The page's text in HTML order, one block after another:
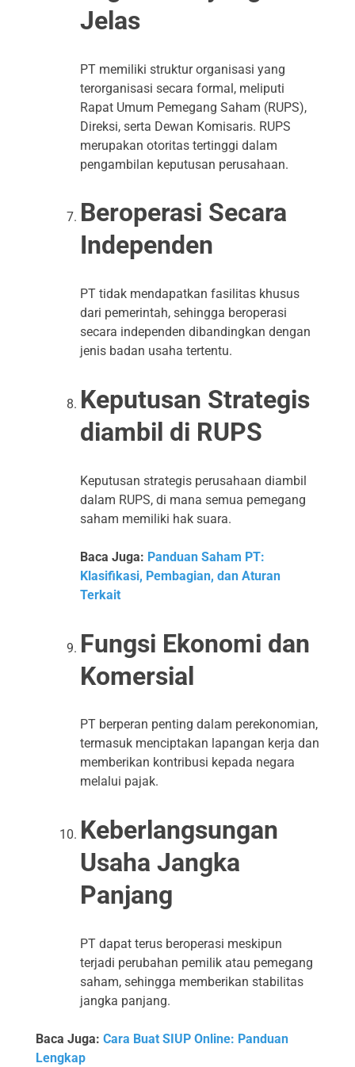
Jelas
PT memiliki struktur organisasi yang
terorganisasi secara formal, meliputi
Rapat Umum Pemegang Saham (RUPS),
Direksi, serta Dewan Komisaris. RUPS
merupakan otoritas tertinggi dalam
pengambilan keputusan perusahaan.
Beroperasi Secara
Independen
PT tidak mendapatkan fasilitas khusus
dari pemerintah, sehingga beroperasi
secara independen dibandingkan dengan
jenis badan usaha tertentu.
Keputusan Strategis
diambil di RUPS
Keputusan strategis perusahaan diambil
dalam RUPS, di mana semua pemegang
saham memiliki hak suara.
Baca Juga: Panduan Saham PT:
Klasifikasi, Pembagian, dan Aturan
Terkait
Fungsi Ekonomi dan
Komersial
PT berperan penting dalam perekonomian,
termasuk menciptakan lapangan kerja dan
memberikan kontribusi kepada negara
melalui pajak.
Keberlangsungan
Usaha Jangka
Panjang
PT dapat terus beroperasi meskipun
terjadi perubahan pemilik atau pemegang
saham, sehingga memberikan stabilitas
jangka panjang.
Baca Juga: Cara Buat SIUP Online: Panduan
Lengkap